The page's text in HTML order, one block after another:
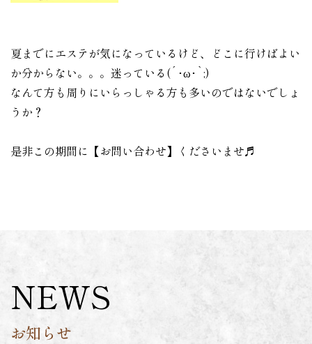
夏までにエステが気になっているけど、どこに行けばよい
か分からない。。。迷っている(´･ω･`;)
なんて方も周りにいらっしゃる方も多いのではないでしょ
うか？
是非この期間に【お問い合わせ】くださいませ♬
NEWS
お知らせ